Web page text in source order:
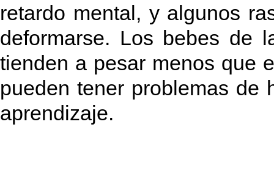
retardo mental, y algunos
deformarse. Los bebes de
tienden a pesar menos que
pueden tener problemas de
aprendizaje.